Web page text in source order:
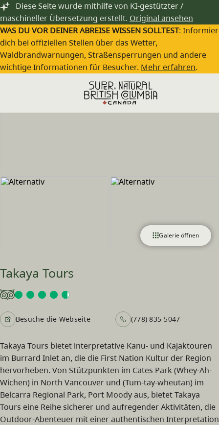
Zum Hauptinhalt springen
Diese Seite wurde mithilfe von KI-gestützter /
maschineller Übersetzung erstellt. Original ansehen
WAS DU VOR DEINER ABREISE WISSEN SOLLTEST:
dich bei offiziellen Stellen über das Wetter,
Waldbrandwarnungen, Straßensperrungen und andere
wichtige Informationen für Besucher. Mehr erfahren.
Galerie öffnen
Takaya Tours
Besuche die Webseite (778) 835-5047
Takaya Tours bietet interpretative Kanu- und Kajaktouren
im Burrard Inlet an, die die First Nation Kultur der Region
hervorheben. Von Stützpunkten im Cates Park (Whey-Ah-
Wichen) in North Vancouver und (Tum-tay-wheutan) im
Belcarra Regional Park, Port Moody aus, bietet Takaya
Tours eine Reihe sicherer und aufregender Aktivitäten, die
Outdoor-Abenteuer mit einer authentischen Interpretation